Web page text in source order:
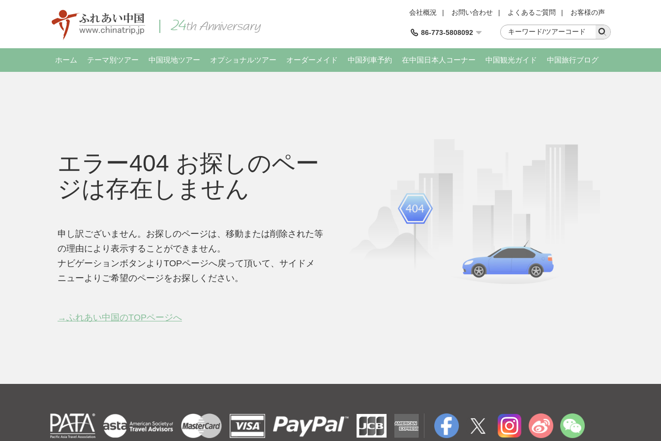
会社概況 | お問い合わせ | よくあるご質問 | お客様の声
86-773-5808092
ホーム テーマ別ツアー 中国現地ツアー オプショナルツアー オーダーメイド 中国列車予約 在中国日本人コーナー 中国観光ガイド 中国旅行ブログ
エラー404 お探しのペー
ジは存在しません
申し訳ございません。お探しのページは、移動または削除された等
の理由により表示することができません。
ナビゲーションボタンよりTOPページへ戻って頂いて、サイドメ
ニューよりご希望のページをお探しください。
→ふれあい中国のTOPページへ